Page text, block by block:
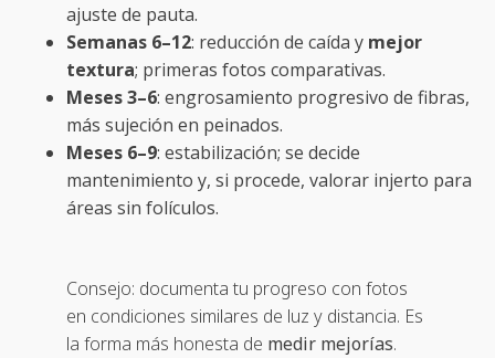
ajuste de pauta.
Semanas 6–12: reducción de caída y mejor
textura; primeras fotos comparativas.
Meses 3–6: engrosamiento progresivo de fibras,
más sujeción en peinados.
Meses 6–9: estabilización; se decide
mantenimiento y, si procede, valorar injerto para
áreas sin folículos.
Consejo: documenta tu progreso con fotos
en condiciones similares de luz y distancia. Es
la forma más honesta de medir mejorías.